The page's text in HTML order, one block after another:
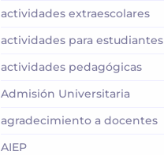
actividades extraescolares
actividades para estudiantes
actividades pedagógicas
Admisión Universitaria
agradecimiento a docentes
AIEP